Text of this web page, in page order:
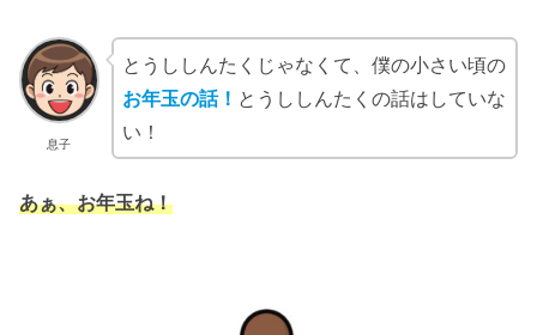
息子
とうししんたくじゃなくて、僕の小さい頃の
お年玉の話！ とうししんたくの話はしていな
い！
あぁ、お年玉ね！